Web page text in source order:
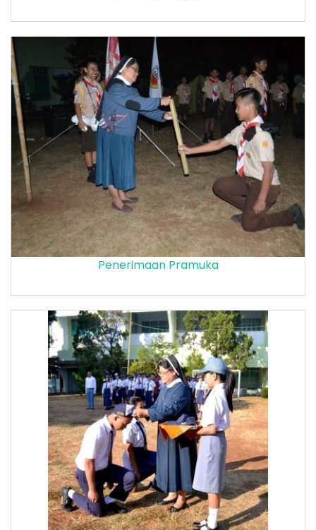
Penerimaan Pramuka